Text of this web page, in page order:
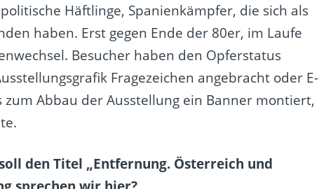
Häftlinge, Spanienkämpfer, die sich als
haben. Erst gegen Ende der 80er, im Laufe
Besucher haben den Opferstatus
Fragezeichen angebracht oder E-
Abbau der Ausstellung ein Banner montiert,
den Titel „Entfernung. Österreich und